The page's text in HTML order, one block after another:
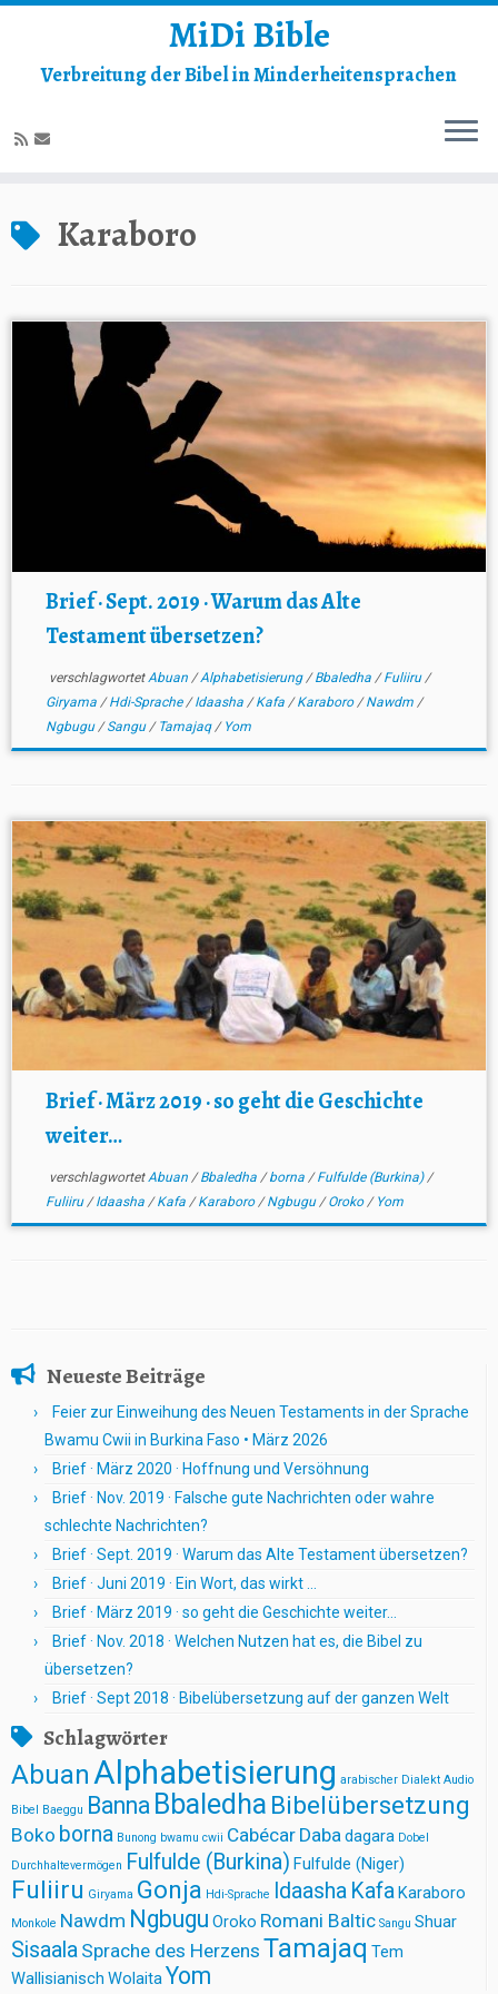
Inhalt
springen
MiDi Bible
Verbreitung der Bibel in Minderheitensprachen
Karaboro
Brief · Sept. 2019 · Warum das Alte
Testament übersetzen?
verschlagwortetAbuan /Alphabetisierung/Bbaledha /Fuliiru/
Giryama /Hdi-Sprache/Idaasha /Kafa /Karaboro/Nawdm /
Ngbugu/Sangu/ Tamajaq/ Yom
Brief · März 2019 · so geht die Geschichte
weiter…
verschlagwortetAbuan /Bbaledha /borna /Fulfulde (Burkina)/
Fuliiru/Idaasha /Kafa /Karaboro/Ngbugu/Oroko/ Yom
Neueste Beiträge
Feier zur Einweihung des Neuen Testaments in der Sprache
Bwamu Cwii in Burkina Faso • März 2026
Brief · März 2020 · Hoffnung und Versöhnung
Brief · Nov. 2019 · Falsche gute Nachrichten oder wahre
schlechte Nachrichten?
Brief · Sept. 2019 · Warum das Alte Testament übersetzen?
Brief · Juni 2019 · Ein Wort, das wirkt …
Brief · März 2019 · so geht die Geschichte weiter…
Brief · Nov. 2018 · Welchen Nutzen hat es, die Bibel zu
übersetzen?
Brief · Sept 2018 · Bibelübersetzung auf der ganzen Welt
Schlagwörter
AbuanAlphabetisierung arabischer Dialekt Audio
Bibel Baeggu Banna Bbaledha Bibelübersetzung
Boko borna Bunong bwamu cwii Cabécar Dabadagara Dobel
Durchhaltevermögen Fulfulde (Burkina) Fulfulde (Niger)
Fuliiru Giryama Gonja Hdi-Sprache Idaasha KafaKaraboro
Monkole Nawdm Ngbugu Oroko Romani Baltic Sangu Shuar
Sisaala Sprache des Herzens Tamajaq Tem
Wallisianisch WolaitaYom